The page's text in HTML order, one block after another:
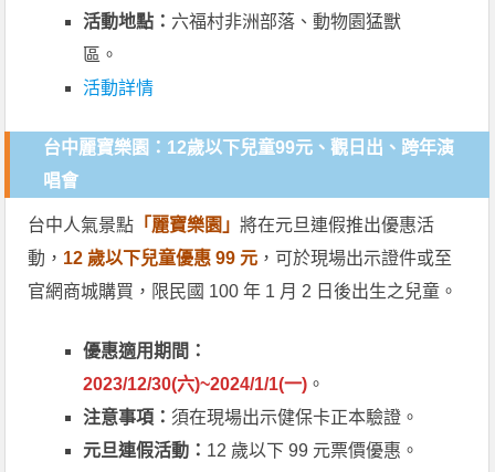
活動地點： 六福村非洲部落、動物園猛獸
區。
活動詳情
台中麗寶樂園：12歲以下兒童99元、觀日出、跨年演
唱會
台中人氣景點 「麗寶樂園」將在元旦連假推出優惠活
動， 12 歲以下兒童優惠 99 元 ，可於現場出示證件或至
官網商城購買，限民國 100 年 1 月 2 日後出生之兒童。
優惠適用期間：
2023/12/30(六)~2024/1/1(一) 。
注意事項： 須在現場出示健保卡正本驗證。
元旦連假活動： 12 歲以下 99 元票價優惠。